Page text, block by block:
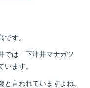
です。
では「下津井マナガツ
います。
言われていますよね。